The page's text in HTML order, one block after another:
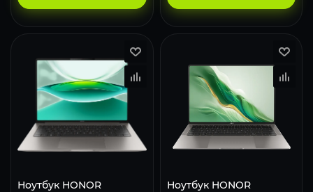
Ноутбук HONOR
Ноутбук HONOR